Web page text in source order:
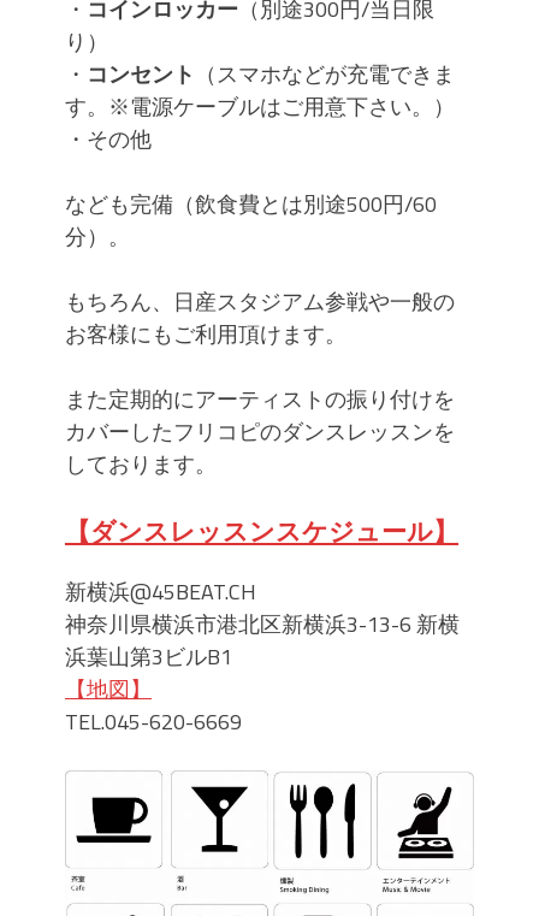
・ コインロッカー （別途300円/当日限
り）
・ コンセント （スマホなどが充電できま
す。※電源ケーブルはご用意下さい。）
・その他
なども完備（飲食費とは別途500円/60
分）。
もちろん、日産スタジアム参戦や一般の
お客様にもご利用頂けます。
また定期的にアーティストの振り付けを
カバーしたフリコピのダンスレッスンを
しております。
【ダンスレッスンスケジュール】
新横浜@45BEAT.CH
神奈川県横浜市港北区新横浜3-13-6 新横
浜葉山第3ビルB1
【地図】
TEL.045-620-6669